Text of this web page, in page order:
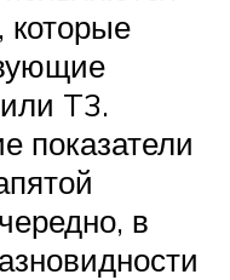
которые
T3.
показатели
в